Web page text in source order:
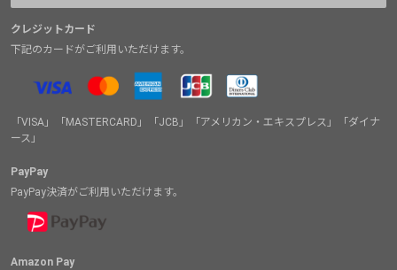
クレジットカード
下記のカードがご利用いただけます。
「VISA」「MASTERCARD」「JCB」「アメリカン・エキスプレス」「ダイナ
ース」
PayPay
PayPay決済がご利用いただけます。
Amazon Pay